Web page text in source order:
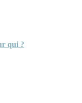
qui ?